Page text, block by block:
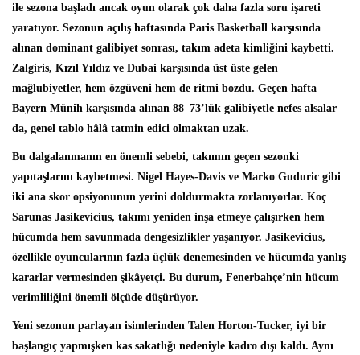
ile sezona başladı ancak oyun olarak çok daha fazla soru işareti
yaratıyor. Sezonun açılış haftasında Paris Basketball karşısında
alınan dominant galibiyet sonrası, takım adeta kimliğini kaybetti.
Zalgiris, Kızıl Yıldız ve Dubai karşısında üst üste gelen
mağlubiyetler, hem özgüveni hem de ritmi bozdu. Geçen hafta
Bayern Münih karşısında alınan 88–73’lük galibiyetle nefes alsalar
da, genel tablo hâlâ tatmin edici olmaktan uzak.
Bu dalgalanmanın en önemli sebebi, takımın geçen sezonki
yapıtaşlarını kaybetmesi. Nigel Hayes-Davis ve Marko Guduric gibi
iki ana skor opsiyonunun yerini doldurmakta zorlanıyorlar. Koç
Sarunas Jasikevicius, takımı yeniden inşa etmeye çalışırken hem
hücumda hem savunmada dengesizlikler yaşanıyor. Jasikevicius,
özellikle oyuncularının fazla üçlük denemesinden ve hücumda yanlış
kararlar vermesinden şikâyetçi. Bu durum, Fenerbahçe’nin hücum
verimliliğini önemli ölçüde düşürüyor.
Yeni sezonun parlayan isimlerinden Talen Horton-Tucker, iyi bir
başlangıç yapmışken kas sakatlığı nedeniyle kadro dışı kaldı. Aynı